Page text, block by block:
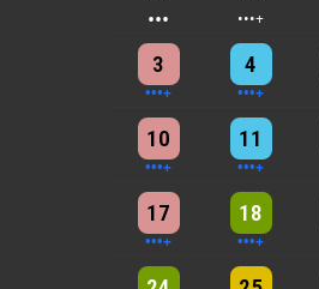
3
4 events 4
4 events
10
5 events 11
7 events
17
5 events 18
6 events
3 events 3 events